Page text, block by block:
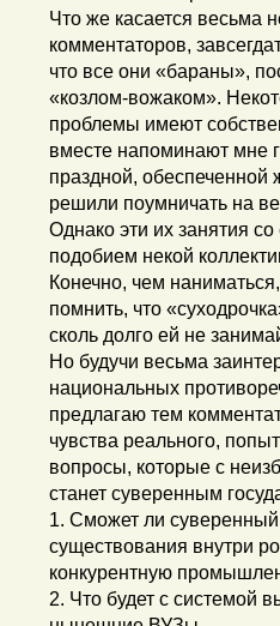
Что же касается весьма
комментаторов,
что все они «бараны»,
«козлом-вожаком».
проблемы имеют
вместе напоминают мне
праздной, обеспеченной
решили поумничать на
Однако эти их занятия
подобием некой
Конечно, чем
помнить, что
сколь долго ей не
Но будучи весьма
национальных
предлагаю тем
чувства реального,
вопросы, которые с
станет суверенным
1. Сможет ли суверенный
существования внутри
конкурентную
2. Что будет с системой